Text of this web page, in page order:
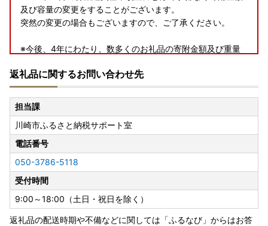
及び容量の変更をすることがございます。
突然の変更の場合もございますので、ご了承ください。
※今後、4年にわたり、数多くのお礼品の寄附金額及び重量
スタッフに限りがあることから、あらかじめ変更内容をお
伝えすることが難しくなりました。
ルールに基づいたふるさと納税の運用に資するため何卒ご
容赦賜り、
引き続き神奈川県川崎市の応援をよろしくお願いいたしま
す。
返礼品に関するお問い合わせ先
担当課
川崎市ふるさと納税サポート室
電話番号
050-3786-5118
受付時間
9:00～18:00（土日・祝日を除く）
返礼品の配送時期や不備などに関しては「ふるなび」からはお答